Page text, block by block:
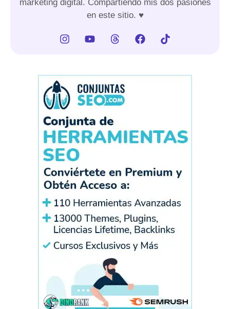
marketing digital. Compartiendo mis dos pasiones
en este sitio. ♥